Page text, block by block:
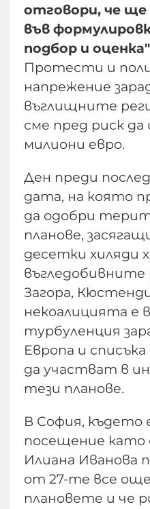
отговори, че
във
подбор и
Протести и
напрежение
въглищните
сме пред риск
милиони евро.
Ден преди
дата, на която
да одобри
планове,
десетки хиляди
Загора,
некоалицията е
турбуленция
Европа и
да участват в
тези планове.
В София, където
посещение като
Илиана Иванова
от 27-те все
плановете и че